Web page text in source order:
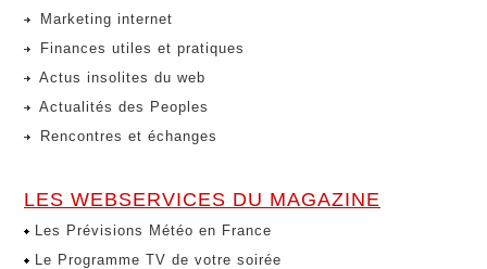
Marketing internet
Finances utiles et pratiques
Actus insolites du web
Actualités des Peoples
Rencontres et échanges
LES WEBSERVICES DU MAGAZINE
Les Prévisions Météo en France
Le Programme TV de votre soirée